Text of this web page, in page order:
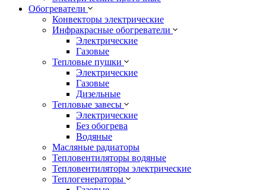
Обогреватели
Конвекторы электрические
Инфракрасные обогреватели
Электрические
Газовые
Тепловые пушки
Электрические
Газовые
Дизельные
Тепловые завесы
Электрические
Без обогрева
Водяные
Масляные радиаторы
Тепловентиляторы водяные
Тепловентиляторы электрические
Теплогенераторы